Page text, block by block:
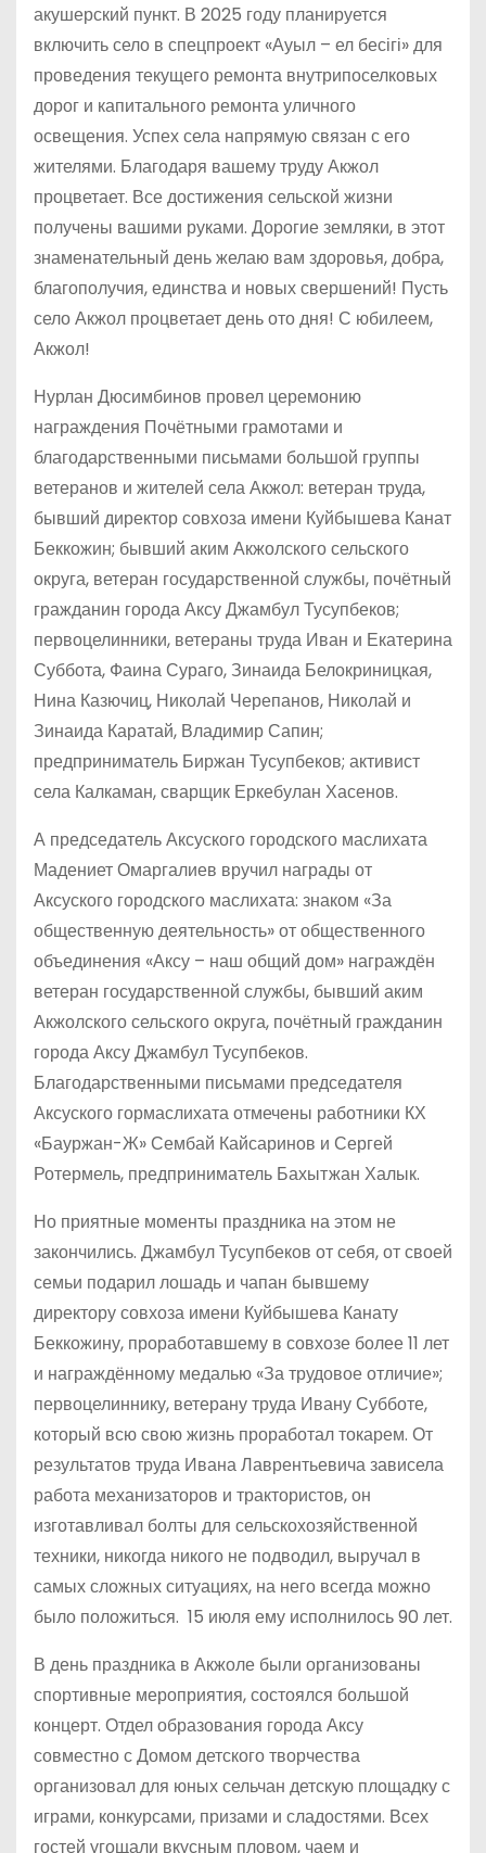
акушерский пункт. В 2025 году планируется
включить село в спецпроект «Ауыл – ел бесігі» для
проведения текущего ремонта внутрипоселковых
дорог и капитального ремонта уличного
освещения. Успех села напрямую связан с его
жителями. Благодаря вашему труду Акжол
процветает. Все достижения сельской жизни
получены вашими руками. Дорогие земляки, в этот
знаменательный день желаю вам здоровья, добра,
благополучия, единства и новых свершений! Пусть
село Акжол процветает день ото дня! С юбилеем,
Акжол!
Нурлан Дюсимбинов провел церемонию
награждения Почётными грамотами и
благодарственными письмами большой группы
ветеранов и жителей села Акжол: ветеран труда,
бывший директор совхоза имени Куйбышева Канат
Беккожин; бывший аким Акжолского сельского
округа, ветеран государственной службы, почётный
гражданин города Аксу Джамбул Тусупбеков;
первоцелинники, ветераны труда Иван и Екатерина
Суббота, Фаина Сураго, Зинаида Белокриницкая,
Нина Казючиц, Николай Черепанов, Николай и
Зинаида Каратай, Владимир Сапин;
предприниматель Биржан Тусупбеков; активист
села Калкаман, сварщик Еркебулан Хасенов.
А председатель Аксуского городского маслихата
Мадениет Омаргалиев вручил награды от
Аксуского городского маслихата: знаком «За
общественную деятельность» от общественного
объединения «Аксу – наш общий дом» награждён
ветеран государственной службы, бывший аким
Акжолского сельского округа, почётный гражданин
города Аксу Джамбул Тусупбеков.
Благодарственными письмами председателя
Аксуского гормаслихата отмечены работники КХ
«Бауржан-Ж» Сембай Кайсаринов и Сергей
Ротермель, предприниматель Бахытжан Халык.
Но приятные моменты праздника на этом не
закончились. Джамбул Тусупбеков от себя, от своей
семьи подарил лошадь и чапан бывшему
директору совхоза имени Куйбышева Канату
Беккожину, проработавшему в совхозе более 11 лет
и награждённому медалью «За трудовое отличие»;
первоцелиннику, ветерану труда Ивану Субботе,
который всю свою жизнь проработал токарем. От
результатов труда Ивана Лаврентьевича зависела
работа механизаторов и трактористов, он
изготавливал болты для сельскохозяйственной
техники, никогда никого не подводил, выручал в
самых сложных ситуациях, на него всегда можно
было положиться. 15 июля ему исполнилось 90 лет.
В день праздника в Акжоле были организованы
спортивные мероприятия, состоялся большой
концерт. Отдел образования города Аксу
совместно с Домом детского творчества
организовал для юных сельчан детскую площадку с
играми, конкурсами, призами и сладостями. Всех
гостей угощали вкусным пловом, чаем и